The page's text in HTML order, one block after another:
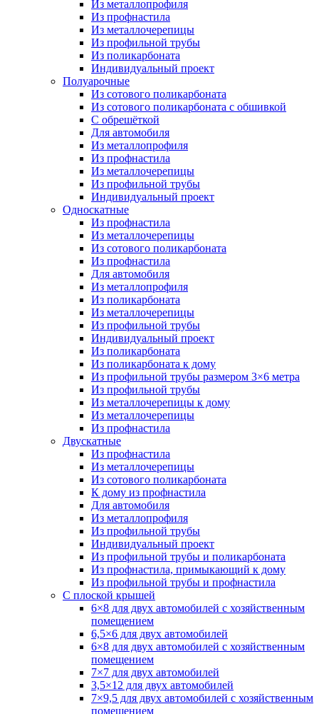
Из металлопрофиля
Из профнастила
Из металлочерепицы
Из профильной трубы
Из поликарбоната
Индивидуальный проект
Полуарочные
Из сотового поликарбоната
Из сотового поликарбоната с обшивкой
С обрешёткой
Для автомобиля
Из металлопрофиля
Из профнастила
Из металлочерепицы
Из профильной трубы
Индивидуальный проект
Односкатные
Из профнастила
Из металлочерепицы
Из сотового поликарбоната
Из профнастила
Для автомобиля
Из металлопрофиля
Из поликарбоната
Из металлочерепицы
Из профильной трубы
Индивидуальный проект
Из поликарбоната
Из поликарбоната к дому
Из профильной трубы размером 3×6 метра
Из профильной трубы
Из металлочерепицы к дому
Из металлочерепицы
Из профнастила
Двускатные
Из профнастила
Из металлочерепицы
Из сотового поликарбоната
К дому из профнастила
Для автомобиля
Из металлопрофиля
Из профильной трубы
Индивидуальный проект
Из профильной трубы и поликарбоната
Из профнастила, примыкающий к дому
Из профильной трубы и профнастила
С плоской крышей
6×8 для двух автомобилей с хозяйственным
помещением
6,5×6 для двух автомобилей
6×8 для двух автомобилей с хозяйственным
помещением
7×7 для двух автомобилей
3,5×12 для двух автомобилей
7×9,5 для двух автомобилей с хозяйственным
помещением